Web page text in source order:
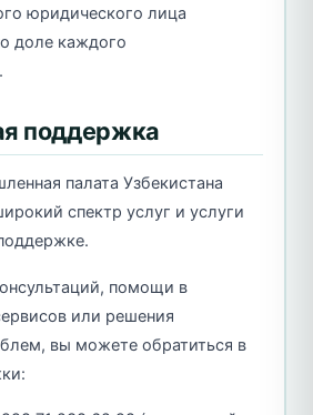
юридического лица
доле каждого
поддержка
палата Узбекистана
спектр услуг и услуги
помощи в
или решения
вы можете обратиться в